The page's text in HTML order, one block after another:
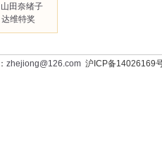
山田奈绪子
达维特奖
zhejiong@126.com沪ICP备14026169